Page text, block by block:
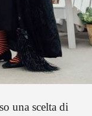
una scelta di